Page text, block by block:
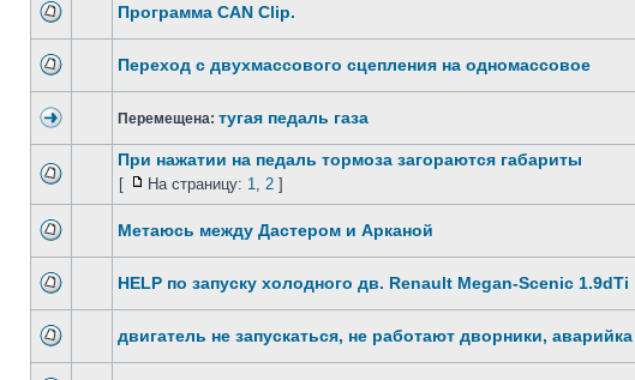
Программа CAN Clip.
Переход с двухмассового сцепления на одномассовое
Перемещена: тугая педаль газа
При нажатии на педаль тормоза загораются габариты
[ На страницу: 1, 2 ]
Метаюсь между Дастером и Арканой
HELP по запуску холодного дв. Renault Megan-Scenic 1.9dTi
двигатель не запускаться, не работают дворники, аварийка